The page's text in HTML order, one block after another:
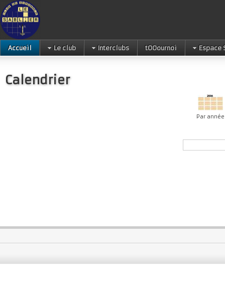
Accueil Le club Interclubs tOOournoi Espace
Calendrier
Par année